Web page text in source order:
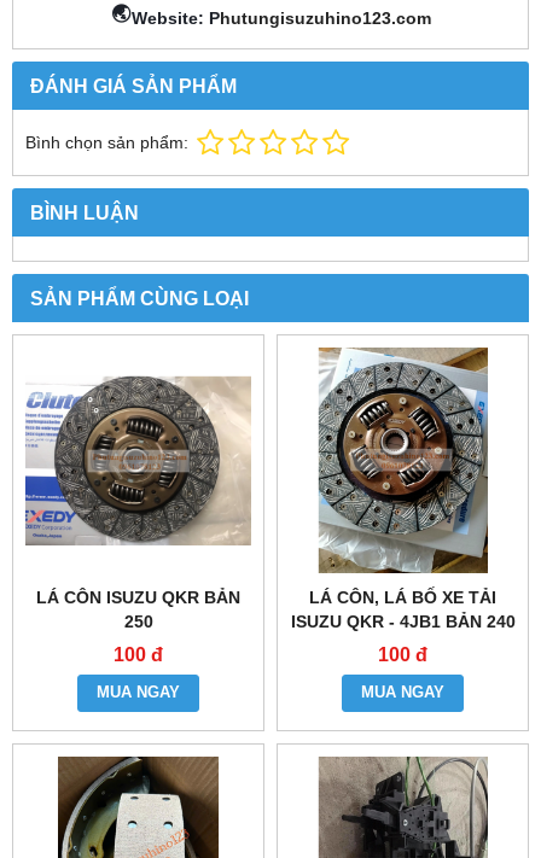
🌏Website: Phutungisuzuhino123.com
ĐÁNH GIÁ SẢN PHẨM
Bình chọn sản phẩm:
BÌNH LUẬN
SẢN PHẨM CÙNG LOẠI
LÁ CÔN ISUZU QKR BẢN
250
100 đ
MUA NGAY
LÁ CÔN, LÁ BỐ XE TẢI
ISUZU QKR - 4JB1 BẢN 240
100 đ
MUA NGAY